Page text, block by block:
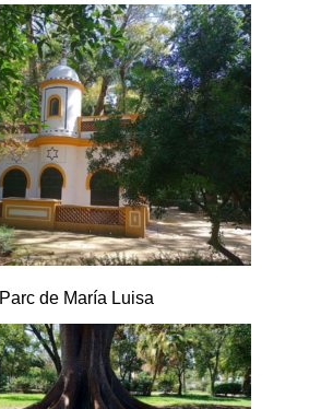
Parc de María Luisa